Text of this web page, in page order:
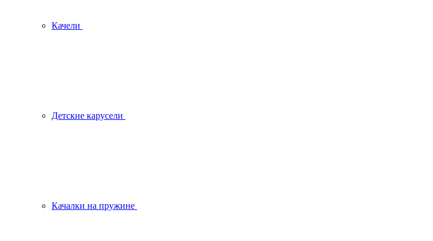
Качели
Детские карусели
Качалки на пружине